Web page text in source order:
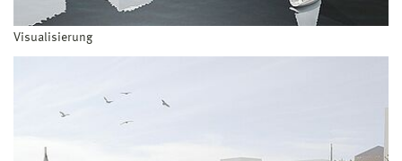
Visualisierung